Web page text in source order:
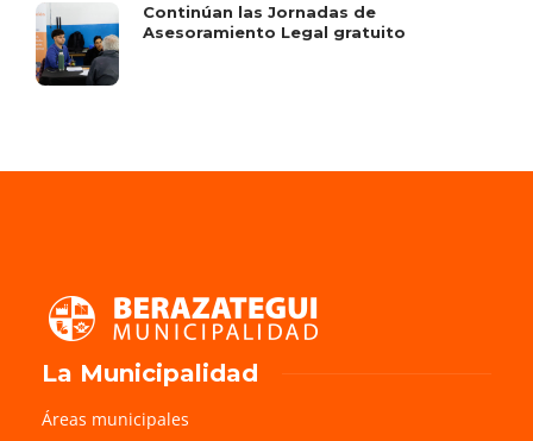
Continúan las Jornadas de
Asesoramiento Legal gratuito
La Municipalidad
Áreas municipales